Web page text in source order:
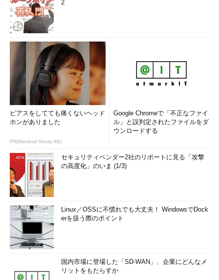
2
ピアスをしてても痛くないヘッド
ホンがありました
PR(Marshall Group AB)
Google Chromeで「不正なファイ
ル」と誤判定されたファイルをダ
ウンロードする
セキュリティベンダー2社のリポートに見る「攻撃
の高度化」のいま (1/3)
Linux／OSSに不慣れでも大丈夫！ WindowsでDock
erを扱う際のポイント
国内市場に登場した「SD-WAN」、企業にどんなメ
リットをもたらすか